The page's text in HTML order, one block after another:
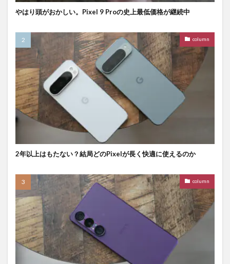
やはり頭がおかしい。Pixel 9 Proの史上最低価格が継続中
column
2年以上はもたない？結局どのPixelが長く快適に使えるのか
column